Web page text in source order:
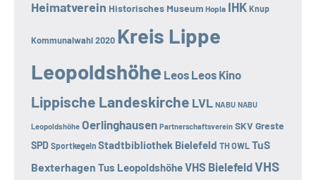
Heimatverein Historisches Museum Hopla IHK Knup
Kommunalwahl 2020 Kreis Lippe
Leopoldshöhe Leos Leos Kino
Lippische Landeskirche LVL NABU NABU
Leopoldshöhe Oerlinghausen Partnerschaftsverein SKV Greste
SPD Sportkegeln Stadtbibliothek Bielefeld TH OWL TuS
Bexterhagen Tus LeopoldshöheVHS BielefeldVHS